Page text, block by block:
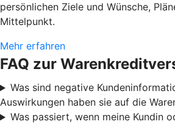
persönlichen Ziele und Wünsche,
Mittelpunkt.
Mehr erfahren
FAQ zur
Was sind negative
Auswirkungen haben sie auf die
Was passiert, wenn meine Kundin